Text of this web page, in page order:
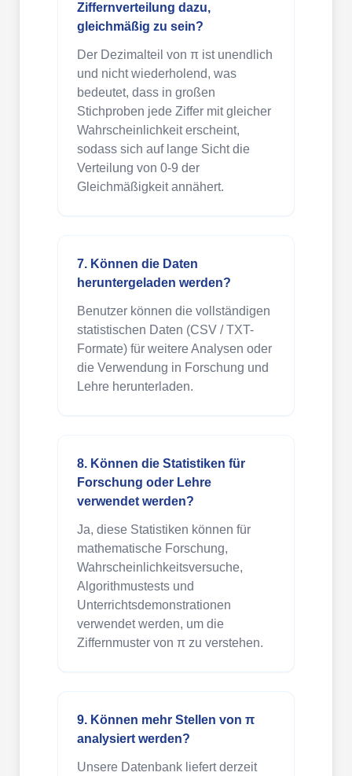
Ziffernverteilung dazu,
gleichmäßig zu sein?
Der Dezimalteil von π ist unendlich
und nicht wiederholend, was
bedeutet, dass in großen
Stichproben jede Ziffer mit gleicher
Wahrscheinlichkeit erscheint,
sodass sich auf lange Sicht die
Verteilung von 0-9 der
Gleichmäßigkeit annähert.
7. Können die Daten
heruntergeladen werden?
Benutzer können die vollständigen
statistischen Daten (CSV / TXT-
Formate) für weitere Analysen oder
die Verwendung in Forschung und
Lehre herunterladen.
8. Können die Statistiken für
Forschung oder Lehre
verwendet werden?
Ja, diese Statistiken können für
mathematische Forschung,
Wahrscheinlichkeitsversuche,
Algorithmustests und
Unterrichtsdemonstrationen
verwendet werden, um die
Ziffernmuster von π zu verstehen.
9. Können mehr Stellen von π
analysiert werden?
Unsere Datenbank liefert derzeit